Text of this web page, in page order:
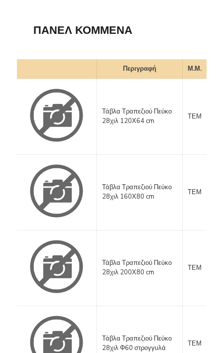
ΠΑΝΕΛ ΚΟΜΜΕΝΑ
Περιγραφή Μ.Μ.
Τάβλα Τραπεζιού Πεύκο
28χιλ 120Χ64 cm
ΤΕΜ
Τάβλα Τραπεζιού Πεύκο
28χιλ 160Χ80 cm
ΤΕΜ
Τάβλα Τραπεζιού Πεύκο
28χιλ 200Χ80 cm
ΤΕΜ
Τάβλα Τραπεζιού Πεύκο
28χιλ Φ60 στρογγυλά
ΤΕΜ